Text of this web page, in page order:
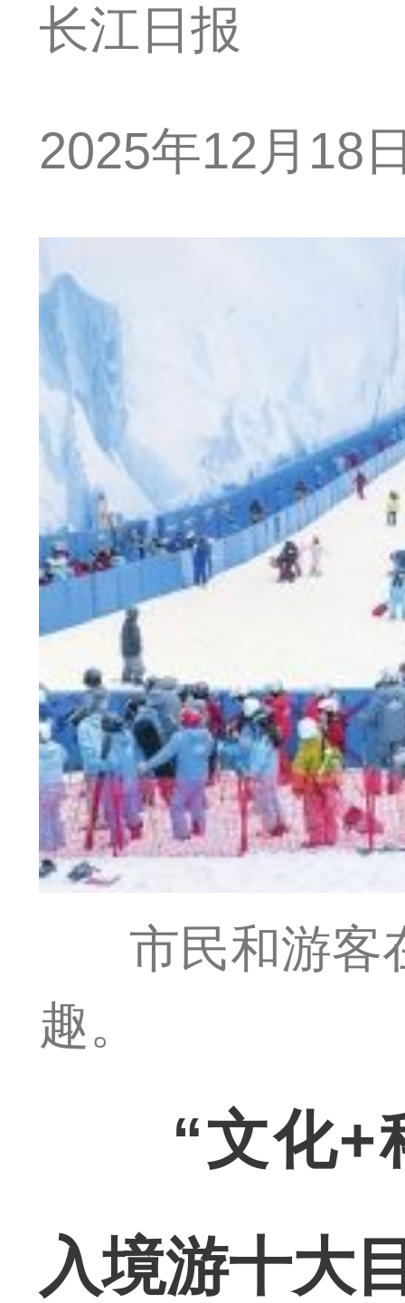
长江日报
2025年12月18
市民和游客
趣。
“文化+
入境游十大